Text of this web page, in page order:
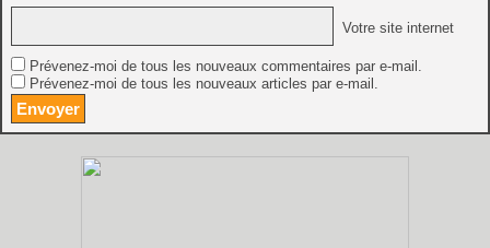
Votre site internet
Prévenez-moi de tous les nouveaux commentaires par e-mail.
Prévenez-moi de tous les nouveaux articles par e-mail.